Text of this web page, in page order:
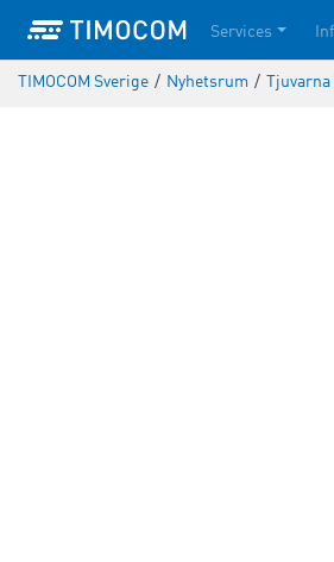
Services
TIMOCOM Sverige / Nyhetsrum /